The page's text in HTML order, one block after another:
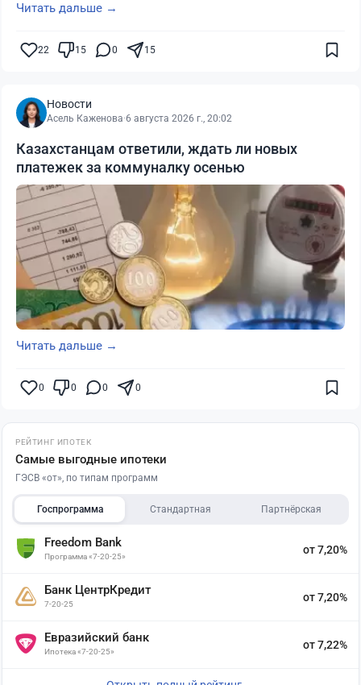
Читать дальше →
22 15 0 15
Новости
Асель Каженова·6 августа 2026 г., 20:02
Казахстанцам ответили, ждать ли новых
платежек за коммуналку осенью
Читать дальше →
0 0 0 0
РЕЙТИНГ ИПОТЕК
Самые выгодные ипотеки
ГЭСВ «от», по типам программ
Госпрограмма Стандартная Партнёрская
Freedom Bank
Программа «7-20-25»
от 7,20%
Банк ЦентрКредит
7-20-25
от 7,20%
Евразийский банк
Ипотека «7-20-25»
от 7,22%